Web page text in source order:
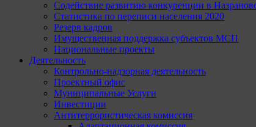
Содействие развитию конкуренции в
Статистика по переписи населения 2020
Резерв кадров
Имущественная поддержка субъектов МСП
Национальные проекты
Деятельность
Контрольно-надзорная деятельность
Проектный офис
Муниципальные Услуги
Инвестиции
Антитеррористическая комиссия